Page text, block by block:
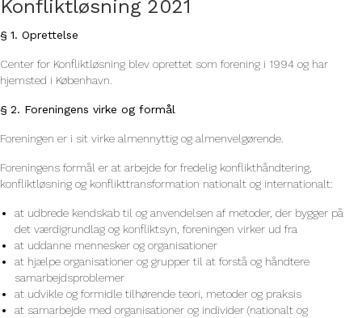
Konfliktløsning 2021
§ 1. Oprettelse
Center for Konfliktløsning blev oprettet som forening i 1994 og har
hjemsted i København.
§ 2. Foreningens virke og formål
Foreningen er i sit virke almennyttig og almenvelgørende.
Foreningens formål er at arbejde for fredelig konflikthåndtering,
konfliktløsning og konflikttransformation nationalt og internationalt:
at udbrede kendskab til og anvendelsen af metoder, der bygger på
det værdigrundlag og konfliktsyn, foreningen virker ud fra
at uddanne mennesker og organisationer
at hjælpe organisationer og grupper til at forstå og håndtere
samarbejdsproblemer
at udvikle og formidle tilhørende teori, metoder og praksis
at samarbejde med organisationer og individer (nationalt og